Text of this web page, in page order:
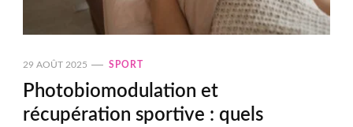
29 AOÛT 2025 SPORT
Photobiomodulation et
récupération sportive : quels